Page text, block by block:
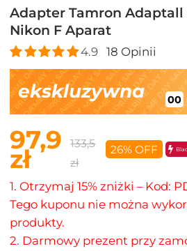
Adapter Tamron
Nikon F Aparat
4.9 18 Opinii
ekskluzywna 00
97,9
zł
133,5
zł
26% OFF
1. Otrzymaj 15% zniżki – Kod:
Tego kuponu nie można
produkty.
2. Darmowy prezent przy